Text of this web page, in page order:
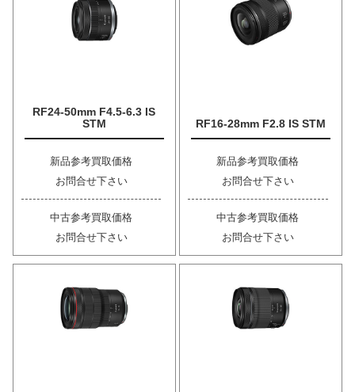
RF24-50mm F4.5-6.3 IS
STM
新品参考買取価格
お問合せ下さい
中古参考買取価格
お問合せ下さい
RF16-28mm F2.8 IS STM
新品参考買取価格
お問合せ下さい
中古参考買取価格
お問合せ下さい